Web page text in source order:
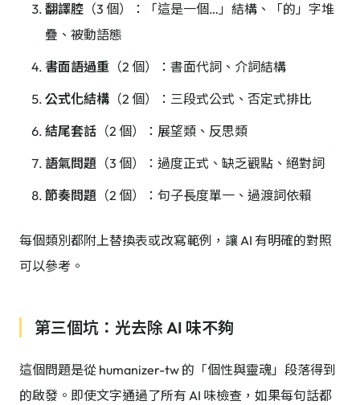
翻譯腔 （3 個）：「這是一個…」結構、「的」字堆
疊、被動語態
書面語過重 （2 個）：書面代詞、介詞結構
公式化結構 （2 個）：三段式公式、否定式排比
結尾套話 （2 個）：展望類、反思類
語氣問題 （3 個）：過度正式、缺乏觀點、絕對詞
節奏問題 （2 個）：句子長度單一、過渡詞依賴
每個類別都附上替換表或改寫範例，讓 AI 有明確的對照
可以參考。
第三個坑：光去除 AI 味不夠
這個問題是從 humanizer-tw 的「個性與靈魂」段落得到
的啟發。即使文字通過了所有 AI 味檢查，如果每句話都